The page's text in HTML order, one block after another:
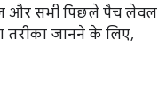
और सभी पिछले पैच लेवल
जानने के लिए,